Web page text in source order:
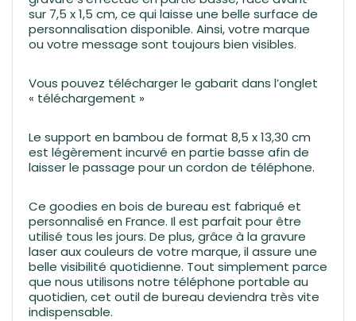
sur 7,5 x 1,5 cm, ce qui laisse une belle surface de
personnalisation disponible. Ainsi, votre marque
ou votre message sont toujours bien visibles.
Vous pouvez télécharger le gabarit dans l’onglet
« téléchargement »
Le support en bambou de format 8,5 x 13,30 cm
est légèrement incurvé en partie basse afin de
laisser le passage pour un cordon de téléphone.
Ce goodies en bois de bureau est fabriqué et
personnalisé en France. Il est parfait pour être
utilisé tous les jours. De plus, grâce à la gravure
laser aux couleurs de votre marque, il assure une
belle visibilité quotidienne. Tout simplement parce
que nous utilisons notre téléphone portable au
quotidien, cet outil de bureau deviendra très vite
indispensable.